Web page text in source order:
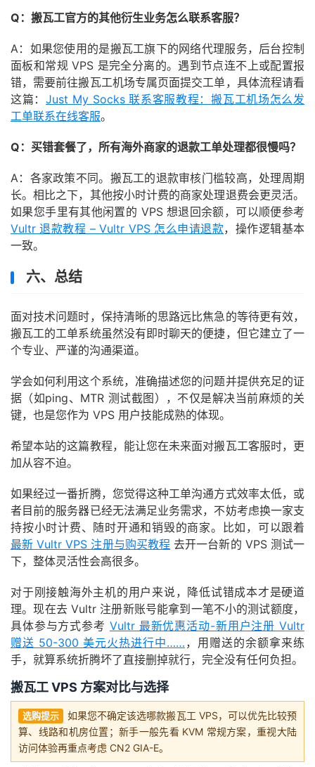
Q：搬瓦工官方的其他衍生业务怎么联系客服？
A：如果您使用的是搬瓦工旗下的网络代理服务，后台控制
面板和常规 VPS 是完全分离的。遇到节点连不上或配置报
错，需要前往搬瓦工机场专属页面提交工单，具体流程请看
这篇：Just My Socks 联系客服教程：搬瓦工机场怎么发
工单联系在线客服。
Q：买错套餐了，所有海外商家的退款工单处理都很慢吗？
A：各家政策不同。搬瓦工的退款审核门槛较高，处理周期
长。相比之下，其他按小时计费的商家处理退费会更灵活。
如果您手里有其他闲置的 VPS 想退回余额，可以顺便参考
Vultr 退款教程 – Vultr VPS 怎么申请退款，操作逻辑基本
一致。
六、总结
面对技术问题时，保持清晰的思路远比焦急的等待更有效，
搬瓦工的工单系统虽然没有即时聊天的便捷，但它建立了一
个专业、严谨的沟通渠道。
学会如何利用这个系统，准确描述您的问题并提供充足的证
据（如ping、MTR 测试截图），不仅是解决当前麻烦的关
键，也是您作为 VPS 用户技能成熟的体现。
希望本站的这篇教程，能让您在未来面对搬瓦工客服时，更
加从容不迫。
如果经过一番折腾，您觉得这种工单沟通方式效率太低，或
者目前的服务器已经无法满足业务需求，不妨考虑换一家支
持按小时计费、随时开通和销毁的商家。比如，可以跟着
最新 Vultr VPS 注册与购买教程 去开一台新的 VPS 测试一
下，整体灵活性会高很多。
对于刚接触海外主机的用户来说，降低试错成本才是硬道
理。现在去 Vultr 注册新账号能拿到一笔不小的测试额度，
具体参与方式参考 Vultr 最新优惠活动-新用户注册 Vultr
赠送 50-300 美元火热进行中…… ，用赠送的余额拿来练
手，就算系统折腾坏了直接删掉就行，完全没有任何负担。
搬瓦工 VPS 方案对比与选择
选购提示
如果您不确定该选哪款搬瓦工 VPS，可以优先比较预
算、线路和机房位置；新手一般先看 KVM 常规方案，重视大陆
访问体验再重点考虑 CN2 GIA-E。